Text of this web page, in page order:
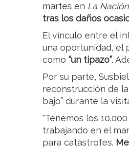
martes en La Nación
tras los daños
El vínculo entre el
una oportunidad, el
como “un tipazo”.
Por su parte,
reconstrucción de
bajo” durante la
"Tenemos los
trabajando en el
para catástrofes.